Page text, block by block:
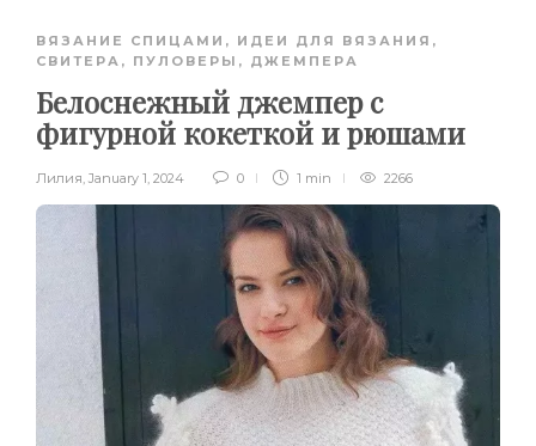
ВЯЗАНИЕ СПИЦАМИ , ИДЕИ ДЛЯ ВЯЗАНИЯ ,
СВИТЕРА, ПУЛОВЕРЫ, ДЖЕМПЕРА
Белоснежный джемпер с
фигурной кокеткой и рюшами
Лилия, January 1, 2024 0 1 min 2266